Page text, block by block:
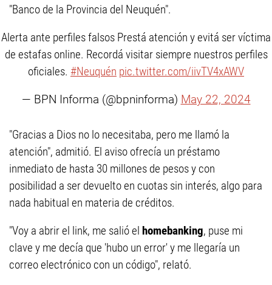
"Banco de la Provincia del Neuquén".
Alerta ante perfiles falsos Prestá atención y evitá ser víctima
de estafas online. Recordá visitar siempre nuestros perfiles
oficiales. #Neuquén pic.twitter.com/iivTV4xAWV
— BPN Informa (@bpninforma) May 22, 2024
"Gracias a Dios no lo necesitaba, pero me llamó la
atención", admitió. El aviso ofrecía un préstamo
inmediato de hasta 30 millones de pesos y con
posibilidad a ser devuelto en cuotas sin interés, algo para
nada habitual en materia de créditos.
"Voy a abrir el link, me salió el homebanking, puse mi
clave y me decía que 'hubo un error' y me llegaría un
correo electrónico con un código", relató.